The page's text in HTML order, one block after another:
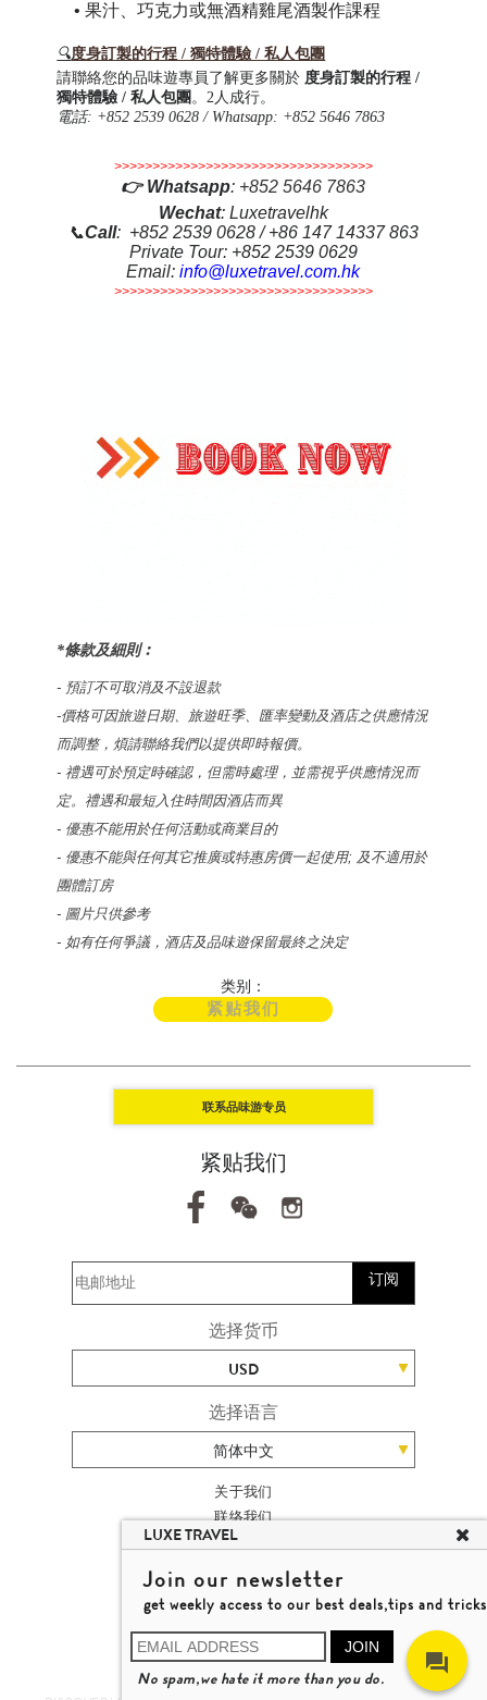
•果汁、巧克力或無酒精雞尾酒製作課程
🔍度身訂製的行程 / 獨特體驗 / 私人包團
請聯絡您的品味遊專員了解更多關於 度身訂製的行程 /
獨特體驗 / 私人包團 。2人成行。
電話: +852 2539 0628 / Whatsapp: +852 5646 7863
>>>>>>>>>>>>>>>>>>>>>>>>>>>>>>>>>>
👉Whatsapp: +852 5646 7863
Wechat: Luxetravelhk
📞Call: +852 2539 0628 / +86 147 14337 863
Private Tour: +852 2539 0629
Email:info@luxetravel.com.hk
>>>>>>>>>>>>>>>>>>>>>>>>>>>>>>>>>>
*條款及細則︰
- 預訂不可取消及不設退款
-價格可因旅遊日期、 旅遊旺季、匯率變動及酒店之供應情況
而調整，煩請聯絡我們以提供即時報價。
- 禮遇可於預定時確認，但需時處理，並需視乎供應情況而
定。禮遇和最短入住時間因酒店而異
- 優惠不能用於任何活動或商業目的
- 優惠不能與任何其它推廣或特惠房價一起使用; 及不適用於
團體訂房
- 圖片只供參考
- 如有任何爭議，酒店及品味遊保留最終之決定
类别：
紧贴我们
联系品味游专员
紧贴我们
订阅
选择货币
USD
选择语言
简体中文
关于我们
联络我们
加入我们
高端旅游网站地图
杨廸深品味游
© 2026 品味游有限公司
牌照号码 353662
了解更多
LUXE TRAVEL
Join our newsletter
get weekly access to our best deals,tips and tricks
JOIN
No spam,we hate it more than you do.